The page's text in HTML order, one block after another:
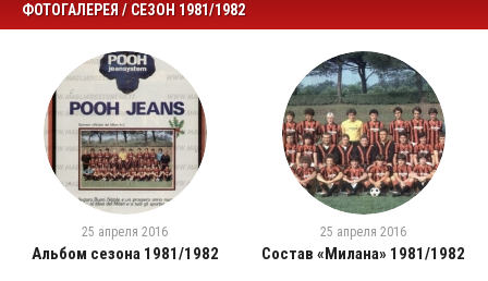
ФОТОГАЛЕРЕЯ / СЕЗОН 1981/1982
25 апреля 2016
Альбом сезона 1981/1982
25 апреля 2016
Состав «Милана» 1981/1982